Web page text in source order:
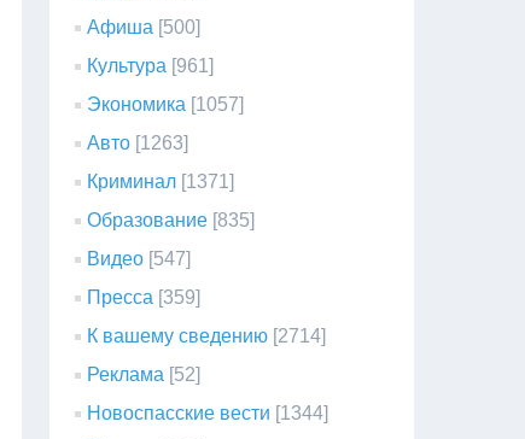
Афиша [500]
Культура [961]
Экономика [1057]
Авто [1263]
Криминал [1371]
Образование [835]
Видео [547]
Пресса [359]
К вашему сведению [2714]
Реклама [52]
Новоспасские вести [1344]